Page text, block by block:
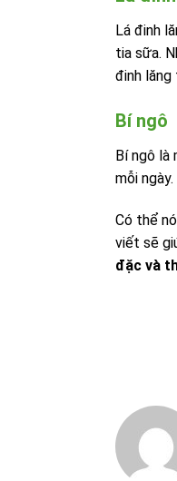
Lá đinh
tia sữa.
đinh
Bí ngô
Bí ngô là
mỗi
Có thể
viết sẽ
đặc và